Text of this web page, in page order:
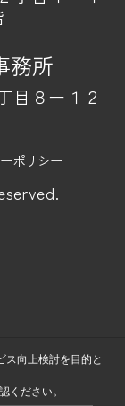
務所
目８ー１２
ポリシー
ス向上検討を目的と
ください。